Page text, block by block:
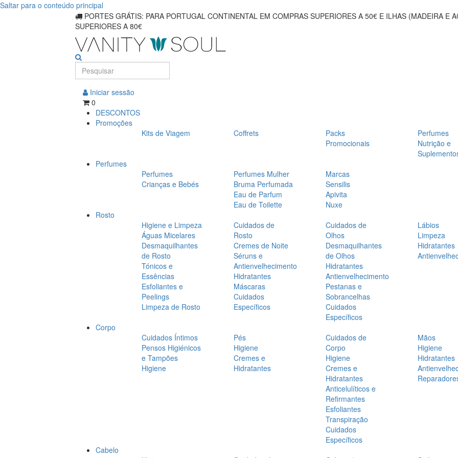
Saltar para o conteúdo principal
perfumes
fragrâncias
PORTES GRÁTIS: PARA PORTUGAL CONTINENTAL EM COMPRAS SUPERIORES A 50€ E ILHAS (MADEIRA E
SUPERIORES A 80€
Iniciar sessão
0
DESCONTOS
Promoções
Kits de Viagem
Coffrets
Packs
Promocionais
Perfumes
Nutrição e
Perfumes
Perfumes
Crianças e Bebés
Perfumes Mulher
Bruma Perfumada
Eau de Parfum
Eau de Toilette
Marcas
Sensilis
Apivita
Nuxe
Rosto
Higiene e Limpeza
Águas Micelares
Desmaquilhantes
de Rosto
Tónicos e
Essências
Esfoliantes e
Peelings
Limpeza de Rosto
Cuidados de
Rosto
Cremes de Noite
Séruns e
Antienvelhecimento
Hidratantes
Máscaras
Cuidados
Específicos
Cuidados de
Olhos
Desmaquilhantes
de Olhos
Hidratantes
Antienvelhecimento
Pestanas e
Sobrancelhas
Cuidados
Específicos
Lábios
Limpeza
Hidratantes
Corpo
Cuidados Íntimos
Pensos Higiénicos
e Tampões
Higiene
Pés
Higiene
Cremes e
Hidratantes
Cuidados de
Corpo
Higiene
Cremes e
Hidratantes
Anticelulíticos e
Refirmantes
Esfoliantes
Transpiração
Cuidados
Específicos
Mãos
Higiene
Hidratantes
Cabelo